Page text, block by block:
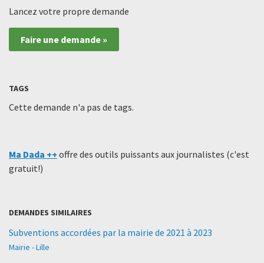
Lancez votre propre demande
Faire une demande »
TAGS
Cette demande n'a pas de tags.
Ma Dada ++ offre des outils puissants aux journalistes (c'est
gratuit!)
DEMANDES SIMILAIRES
Subventions accordées par la mairie de 2021 à 2023
Mairie - Lille